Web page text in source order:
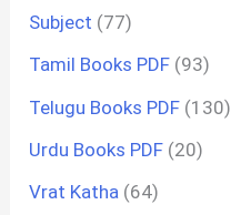
Subject (77)
Tamil Books PDF (93)
Telugu Books PDF (130)
Urdu Books PDF (20)
Vrat Katha (64)